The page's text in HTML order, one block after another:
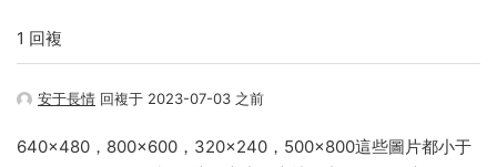
1 回複
安于長情 回複于 2023-07-03 之前
640×480，800×600，320×240，500×800這些圖片都小于